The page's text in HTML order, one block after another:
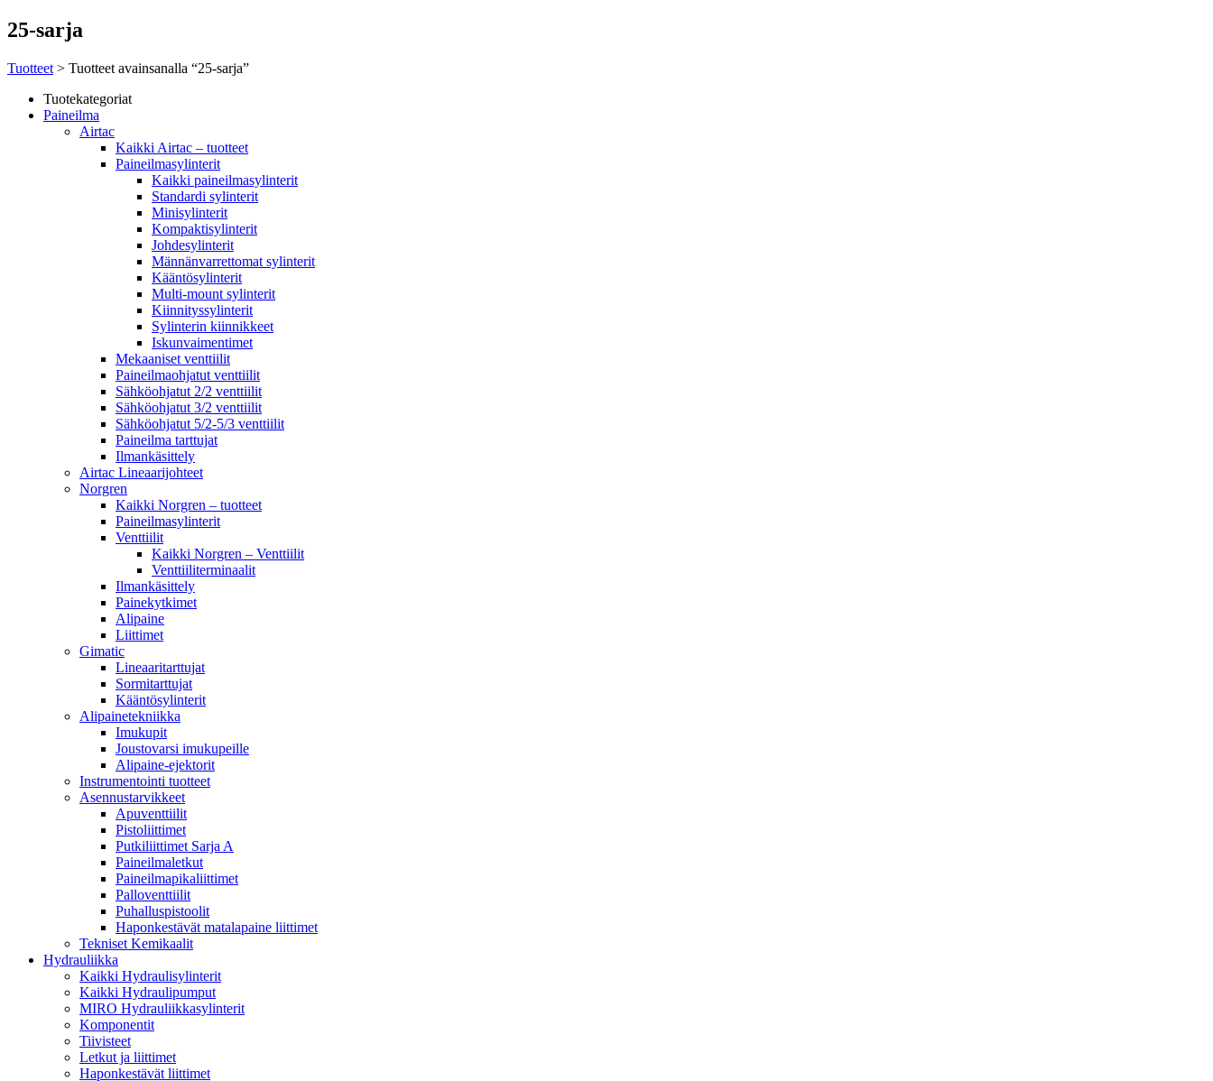
25-sarja
Tuotteet > Tuotteet avainsanalla “25-sarja”
Tuotekategoriat
Paineilma
Airtac
Kaikki Airtac – tuotteet
Paineilmasylinterit
Kaikki paineilmasylinterit
Standardi sylinterit
Minisylinterit
Kompaktisylinterit
Johdesylinterit
Männänvarrettomat sylinterit
Kääntösylinterit
Multi-mount sylinterit
Kiinnityssylinterit
Sylinterin kiinnikkeet
Iskunvaimentimet
Mekaaniset venttiilit
Paineilmaohjatut venttiilit
Sähköohjatut 2/2 venttiilit
Sähköohjatut 3/2 venttiilit
Sähköohjatut 5/2-5/3 venttiilit
Paineilma tarttujat
Ilmankäsittely
Airtac Lineaarijohteet
Norgren
Kaikki Norgren – tuotteet
Paineilmasylinterit
Venttiilit
Kaikki Norgren – Venttiilit
Venttiiliterminaalit
Ilmankäsittely
Painekytkimet
Alipaine
Liittimet
Gimatic
Lineaaritarttujat
Sormitarttujat
Kääntösylinterit
Alipainetekniikka
Imukupit
Joustovarsi imukupeille
Alipaine-ejektorit
Instrumentointi tuotteet
Asennustarvikkeet
Apuventtiilit
Pistoliittimet
Putkiliittimet Sarja A
Paineilmaletkut
Paineilmapikaliittimet
Palloventtiilit
Puhalluspistoolit
Haponkestävät matalapaine liittimet
Tekniset Kemikaalit
Hydrauliikka
Kaikki Hydraulisylinterit
Kaikki Hydraulipumput
MIRO Hydrauliikkasylinterit
Komponentit
Tiivisteet
Letkut ja liittimet
Haponkestävät liittimet